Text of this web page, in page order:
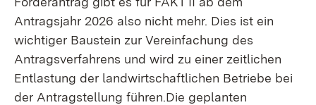
Antragsjahr 2026 also nicht mehr. Dies ist ein
wichtiger Baustein zur Vereinfachung des
Antragsverfahrens und wird zu einer zeitlichen
Entlastung der landwirtschaftlichen Betriebe bei
der Antragstellung führen.Die geplanten